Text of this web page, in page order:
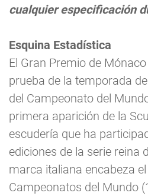
cualquier especificación
Esquina Estadística
El Gran Premio de
prueba de la temporada
del Campeonato del
primera aparición de la
escudería que ha
ediciones de la serie reina
marca italiana encabeza
Campeonatos del Mundo